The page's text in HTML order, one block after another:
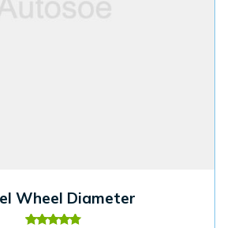
Wheel Diameter